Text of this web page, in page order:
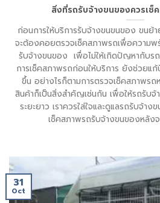
สิ่งที่รถรับจ้างขนของควรเช็
ก่อนการให้บริการรับจ้างขนขนของ ขน
จะต้องคอยตรวจเช็คสภาพรถเพื่อความพ
รับจ้างขนของ เพื่อไม่ให้เกิดปัญหากับรถ
การเช็คสภาพรถก่อนให้บริการ ยังช่วย
ขึ้น อย่างไรก็ตามการตรวจเช็คสภาพรถ
สินค้าก็เป็นสิ่งสำคัญเช่นกัน เพื่อให้รถรับจ้
ระยะยาว เราควรใส่ใจและดูแลรถรับจ้า
เช็คสภาพรถรับจ้างขนของหลังจ
31
Oct